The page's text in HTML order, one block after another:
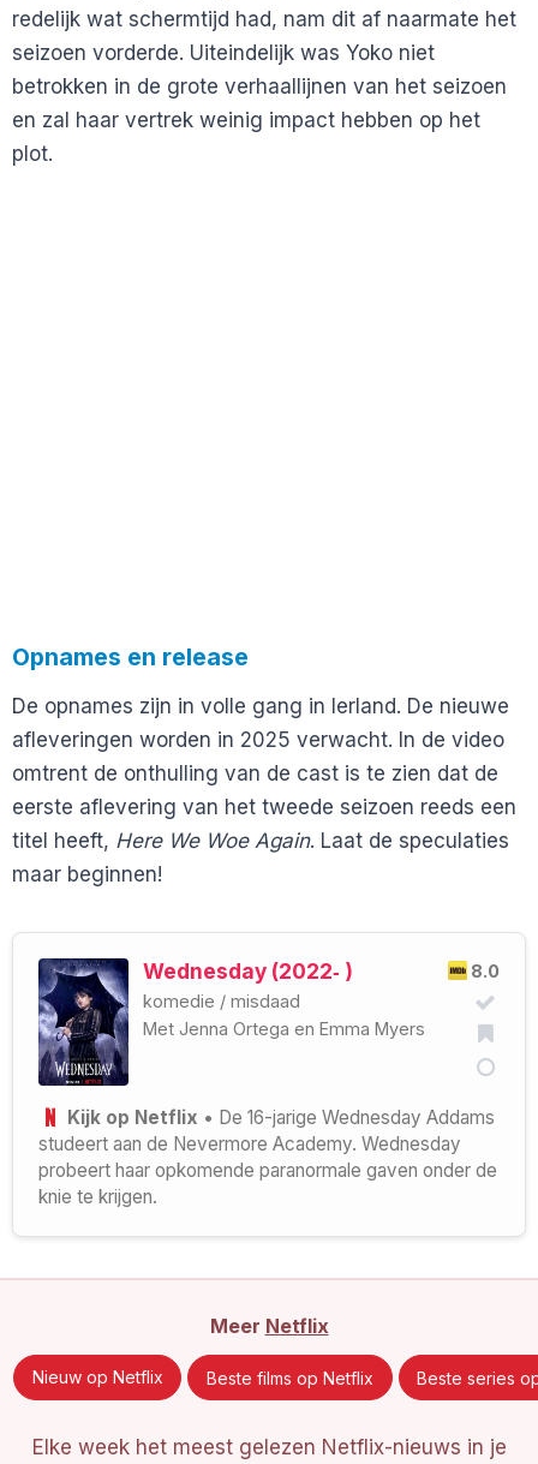
redelijk wat schermtijd had, nam dit af naarmate het
seizoen vorderde. Uiteindelijk was Yoko niet
betrokken in de grote verhaallijnen van het seizoen
en zal haar vertrek weinig impact hebben op het
plot.
Opnames en release
De opnames zijn in volle gang in Ierland. De nieuwe
afleveringen worden in 2025 verwacht. In de video
omtrent de onthulling van de cast is te zien dat de
eerste aflevering van het tweede seizoen reeds een
titel heeft, Here We Woe Again. Laat de speculaties
maar beginnen!
8.0
Wednesday (2022‑ )
komedie / misdaad
Met Jenna Ortega en Emma Myers
Kijk op Netflix • De 16-jarige Wednesday Addams
studeert aan de Nevermore Academy. Wednesday
probeert haar opkomende paranormale gaven onder de
knie te krijgen.
Meer Netflix
Nieuw op Netflix Beste films op Netflix Beste series
Elke week het meest gelezen Netflix-nieuws in je